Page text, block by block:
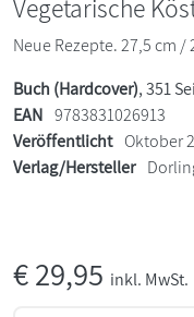
Vegetarische
Neue Rezepte. 27,5 cm /
Buch (Hardcover), 351
EAN 9783831026913
Veröffentlicht Oktober
Verlag/Hersteller
€29,95 inkl. MwSt.